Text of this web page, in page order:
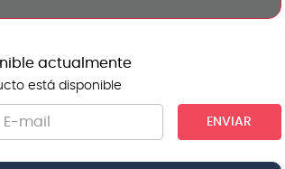
actualmente
está disponible
ENVIAR